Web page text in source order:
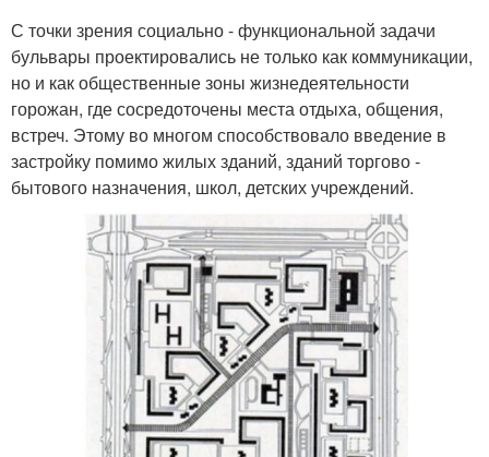
С точки зрения социально - функциональной задачи
бульвары проектировались не только как коммуникации,
но и как общественные зоны жизнедеятельности
горожан, где сосредоточены места отдыха, общения,
встреч. Этому во многом способствовало введение в
застройку помимо жилых зданий, зданий торгово -
бытового назначения, школ, детских учреждений.